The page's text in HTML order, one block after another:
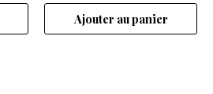
Ajouter au panier